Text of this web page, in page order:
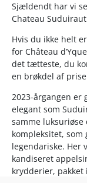
Sjældendt har vi
Chateau
Hvis du ikke helt
for Château
det tætteste, du
en brøkdel af
2023-årgangen er
elegant som
samme
kompleksitet, som
legendariske. Her
kandiseret
krydderier,